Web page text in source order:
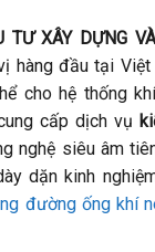
TƯ XÂY DỰNG
hàng đầu tại Việt
cho hệ thống
cấp dịch vụ
nghệ siêu âm
dặn kinh
đường ống khí